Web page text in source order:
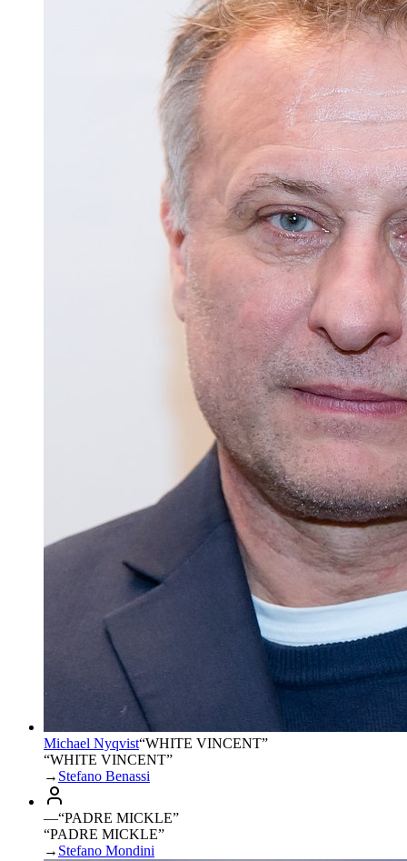
Michael Nyqvist“WHITE VINCENT”
“WHITE VINCENT”
→ Stefano Benassi
—“PADRE MICKLE”
“PADRE MICKLE”
→ Stefano Mondini